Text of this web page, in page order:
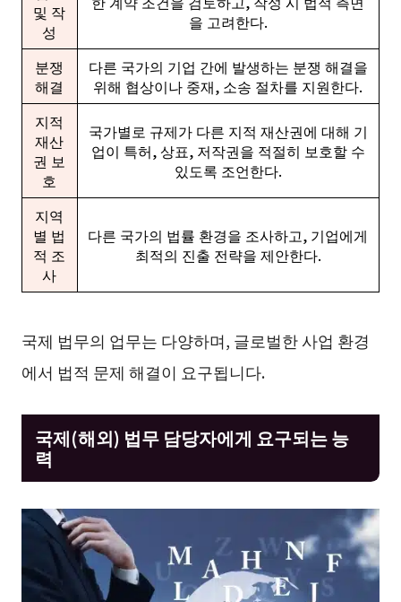
및 작
성
을 고려한다.
분쟁
해결
다른 국가의 기업 간에 발생하는 분쟁 해결을
위해 협상이나 중재, 소송 절차를 지원한다.
지적
재산
권 보
호
국가별로 규제가 다른 지적 재산권에 대해 기
업이 특허, 상표, 저작권을 적절히 보호할 수
있도록 조언한다.
지역
별 법
적 조
사
다른 국가의 법률 환경을 조사하고, 기업에게
최적의 진출 전략을 제안한다.
국제 법무의 업무는 다양하며, 글로벌한 사업 환경
에서 법적 문제 해결이 요구됩니다.
국제(해외) 법무 담당자에게 요구되는 능
력